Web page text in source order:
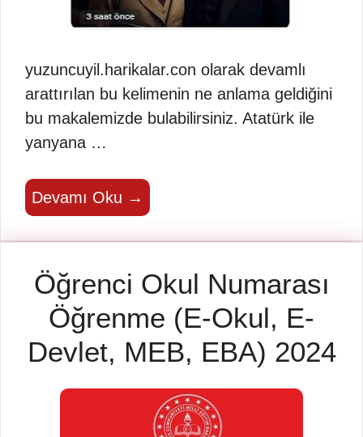
yuzuncuyil.harikalar.con olarak devamlı
arattırılan bu kelimenin ne anlama geldiğini
bu makalemizde bulabilirsiniz. Atatürk ile
yanyana …
Devamı Oku →
Öğrenci Okul Numarası
Öğrenme (E-Okul, E-
Devlet, MEB, EBA) 2024